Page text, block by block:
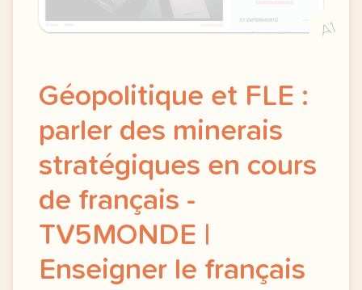
A1
Géopolitique et FLE :
parler des minerais
stratégiques en cours
de français -
TV5MONDE |
Enseigner le français